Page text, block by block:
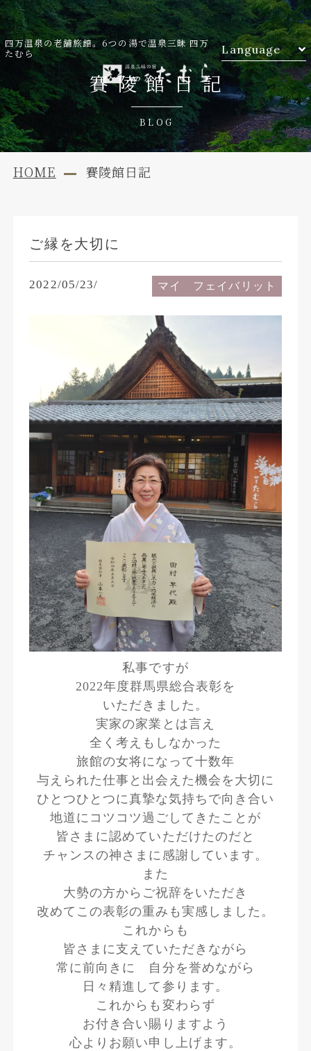
四万温泉の老舗旅館。6つの湯で温泉三昧 四万
たむら
Language
賽陵館日記
BLOG
HOME 賽陵館日記
ご縁を大切に
2022/05/23/ マイ フェイバリット
私事ですが
2022年度群馬県総合表彰を
いただきました。
実家の家業とは言え
全く考えもしなかった
旅館の女将になって十数年
与えられた仕事と出会えた機会を大切に
ひとつひとつに真摯な気持ちで向き合い
地道にコツコツ過ごしてきたことが
皆さまに認めていただけたのだと
チャンスの神さまに感謝しています。
また
大勢の方からご祝辞をいただき
改めてこの表彰の重みも実感しました。
これからも
皆さまに支えていただきながら
常に前向きに 自分を誉めながら
日々精進して参ります。
これからも変わらず
お付き合い賜りますよう
心よりお願い申し上げます。